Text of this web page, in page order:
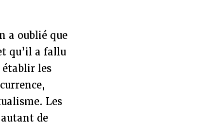
a oublié que
qu’il a fallu
établir les
Les
de